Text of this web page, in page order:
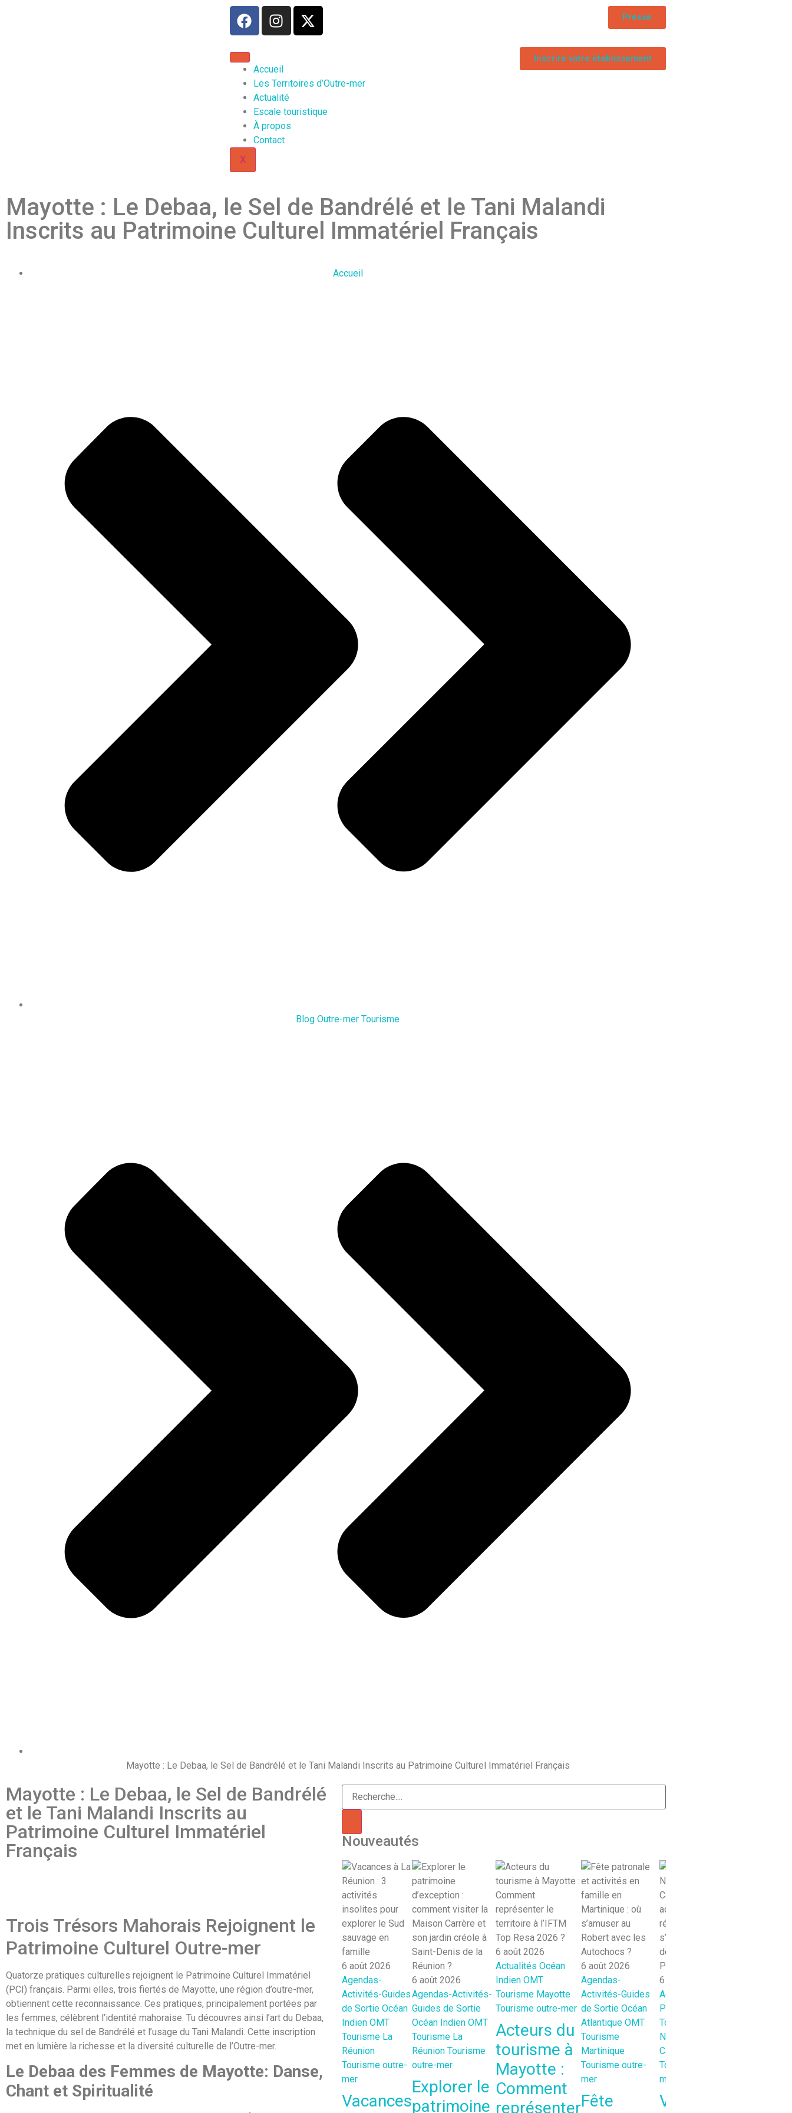
Presse
Accueil
Les Territoires d’Outre-mer
Actualité
Escale touristique
À propos
Contact
X
Inscrire votre établissement
Mayotte : Le Debaa, le Sel de Bandrélé et le Tani Malandi
Inscrits au Patrimoine Culturel Immatériel Français
Accueil
Blog Outre-mer Tourisme
Mayotte : Le Debaa, le Sel de Bandrélé et le Tani Malandi Inscrits au Patrimoine Culturel Immatériel Français
Mayotte : Le Debaa, le Sel de Bandrélé
et le Tani Malandi Inscrits au
Patrimoine Culturel Immatériel
Français
Trois Trésors Mahorais Rejoignent le
Patrimoine Culturel Outre-mer
Quatorze pratiques culturelles rejoignent le Patrimoine Culturel Immatériel
(PCI) français. Parmi elles, trois fiertés de Mayotte, une région d’outre-mer,
obtiennent cette reconnaissance. Ces pratiques, principalement portées par
les femmes, célèbrent l’identité mahoraise. Tu découvres ainsi l’art du Debaa,
la technique du sel de Bandrélé et l’usage du Tani Malandi. Cette inscription
met en lumière la richesse et la diversité culturelle de l’Outre-mer.
Le Debaa des Femmes de Mayotte: Danse,
Chant et Spiritualité
Nouveautés
6 août 2026
Agendas-
Activités-Guides
de Sortie Océan
Indien OMT
Tourisme La
Réunion
Tourisme outre-
mer
Vacances
6 août 2026
Agendas-Activités-
Guides de Sortie
Océan Indien OMT
Tourisme La
Réunion Tourisme
outre-mer
Explorer le
patrimoine
6 août 2026
Actualités Océan
Indien OMT
Tourisme Mayotte
Tourisme outre-mer
Acteurs du
tourisme à
Mayotte :
Comment
représenter
6 août 2026
Agendas-
Activités-Guides
de Sortie Océan
Atlantique OMT
Tourisme
Martinique
Tourisme outre-
mer
Fête
6 août 2026
Actualités
Pacifique
Tourisme
Nouvelle-
Calédonie
Tourisme outre-
mer
Voile en